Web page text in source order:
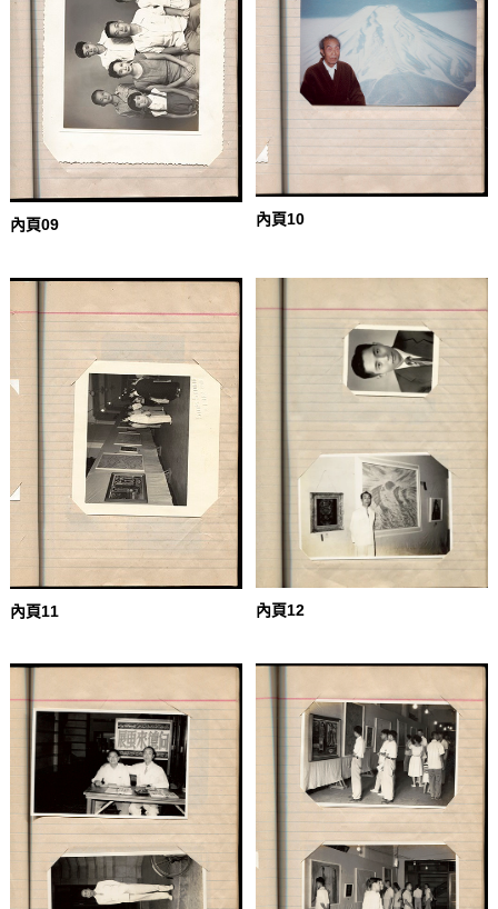
內頁09 內頁10
內頁11 內頁12